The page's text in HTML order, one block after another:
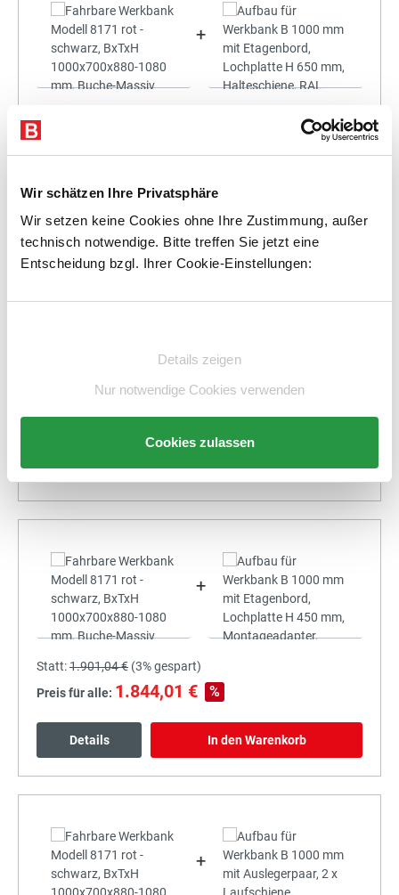
Wir schätzen Ihre Privatsphäre
Wir setzen keine Cookies ohne Ihre Zustimmung, außer
technisch notwendige. Bitte treffen Sie jetzt eine
Entscheidung bzgl. Ihrer Cookie-Einstellungen:
Details zeigen
Nur notwendige Cookies verwenden
Cookies zulassen
+
Preis für alle:
Details In den Warenkorb
1.806,75 €(3%gespart)
Preis für alle:1.752,55 € %
+
Statt:1.901,04 € (3%gespart)
Preis für alle: 1.844,01 € %
Details In den Warenkorb
+